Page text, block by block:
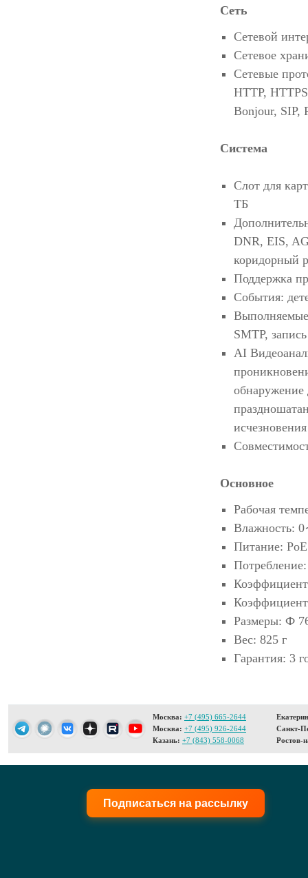
Сеть
Сетевой
Сетевое
Сетевые
HTTP,
Bonjour, SIP,
Система
Слот для
ТБ
DNR, EIS,
коридорный
Поддержка
События:
Выполняемые
SMTP,
AI
обнаружение
Основное
Рабочая
Влажность:
Питание:
Коэффициент
Размеры: Ф
Вес: 825 г
Гарантия: 3
Москва: +7 (495) 665-2644
Москва: +7 (495) 926-2644
Казань: +7 (843) 558-0068
Санкт-
Ростов-
Подписаться на рассылку